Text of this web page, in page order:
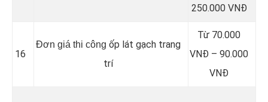
250.000 VNĐ
16
Đơn giá thi công ốp lát gạch trang
trí
Từ 70.000
VNĐ – 90.000
VNĐ